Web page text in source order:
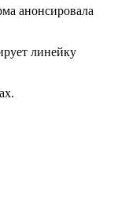
анонсировала
линейку